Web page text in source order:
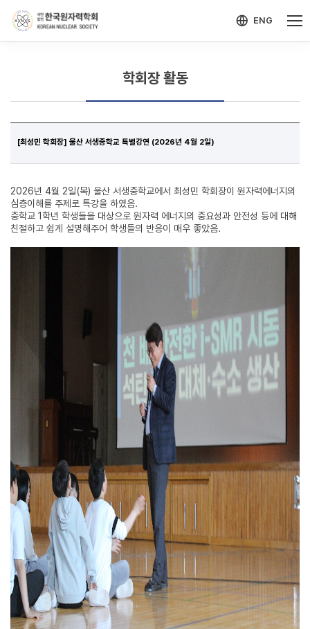
ENG
학회장 활동
[최성민 학회장] 울산 서생중학교 특별강연 (2026년 4월 2일)
2026년 4월 2일(목) 울산 서생중학교에서 최성민 학회장이 원자력에너지의
심층이해를 주제로 특강을 하였음.
중학교 1학년 학생들을 대상으로 원자력 에너지의 중요성과 안전성 등에 대해
친절하고 쉽게 설명해주어 학생들의 반응이 매우 좋았음.